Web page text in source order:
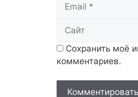
Сохранить моё
комментариев.